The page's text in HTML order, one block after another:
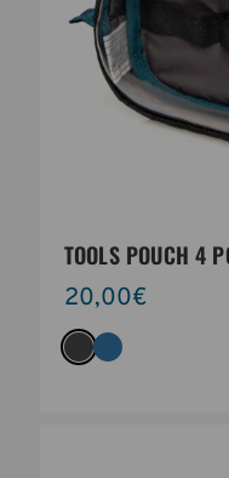
TOOLS POUCH 4
20,00€